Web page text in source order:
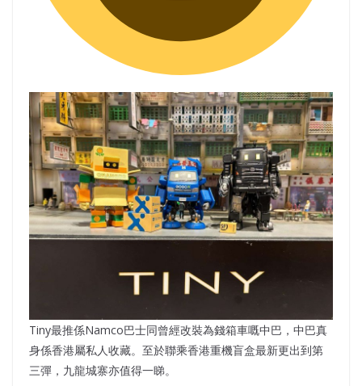
Tiny最推係Namco巴士同曾經改裝為錢箱車嘅中巴，中巴真
身係香港屬私人收藏。至於聯乘香港重機盲盒最新更出到第
三彈，九龍城寨亦值得一睇。